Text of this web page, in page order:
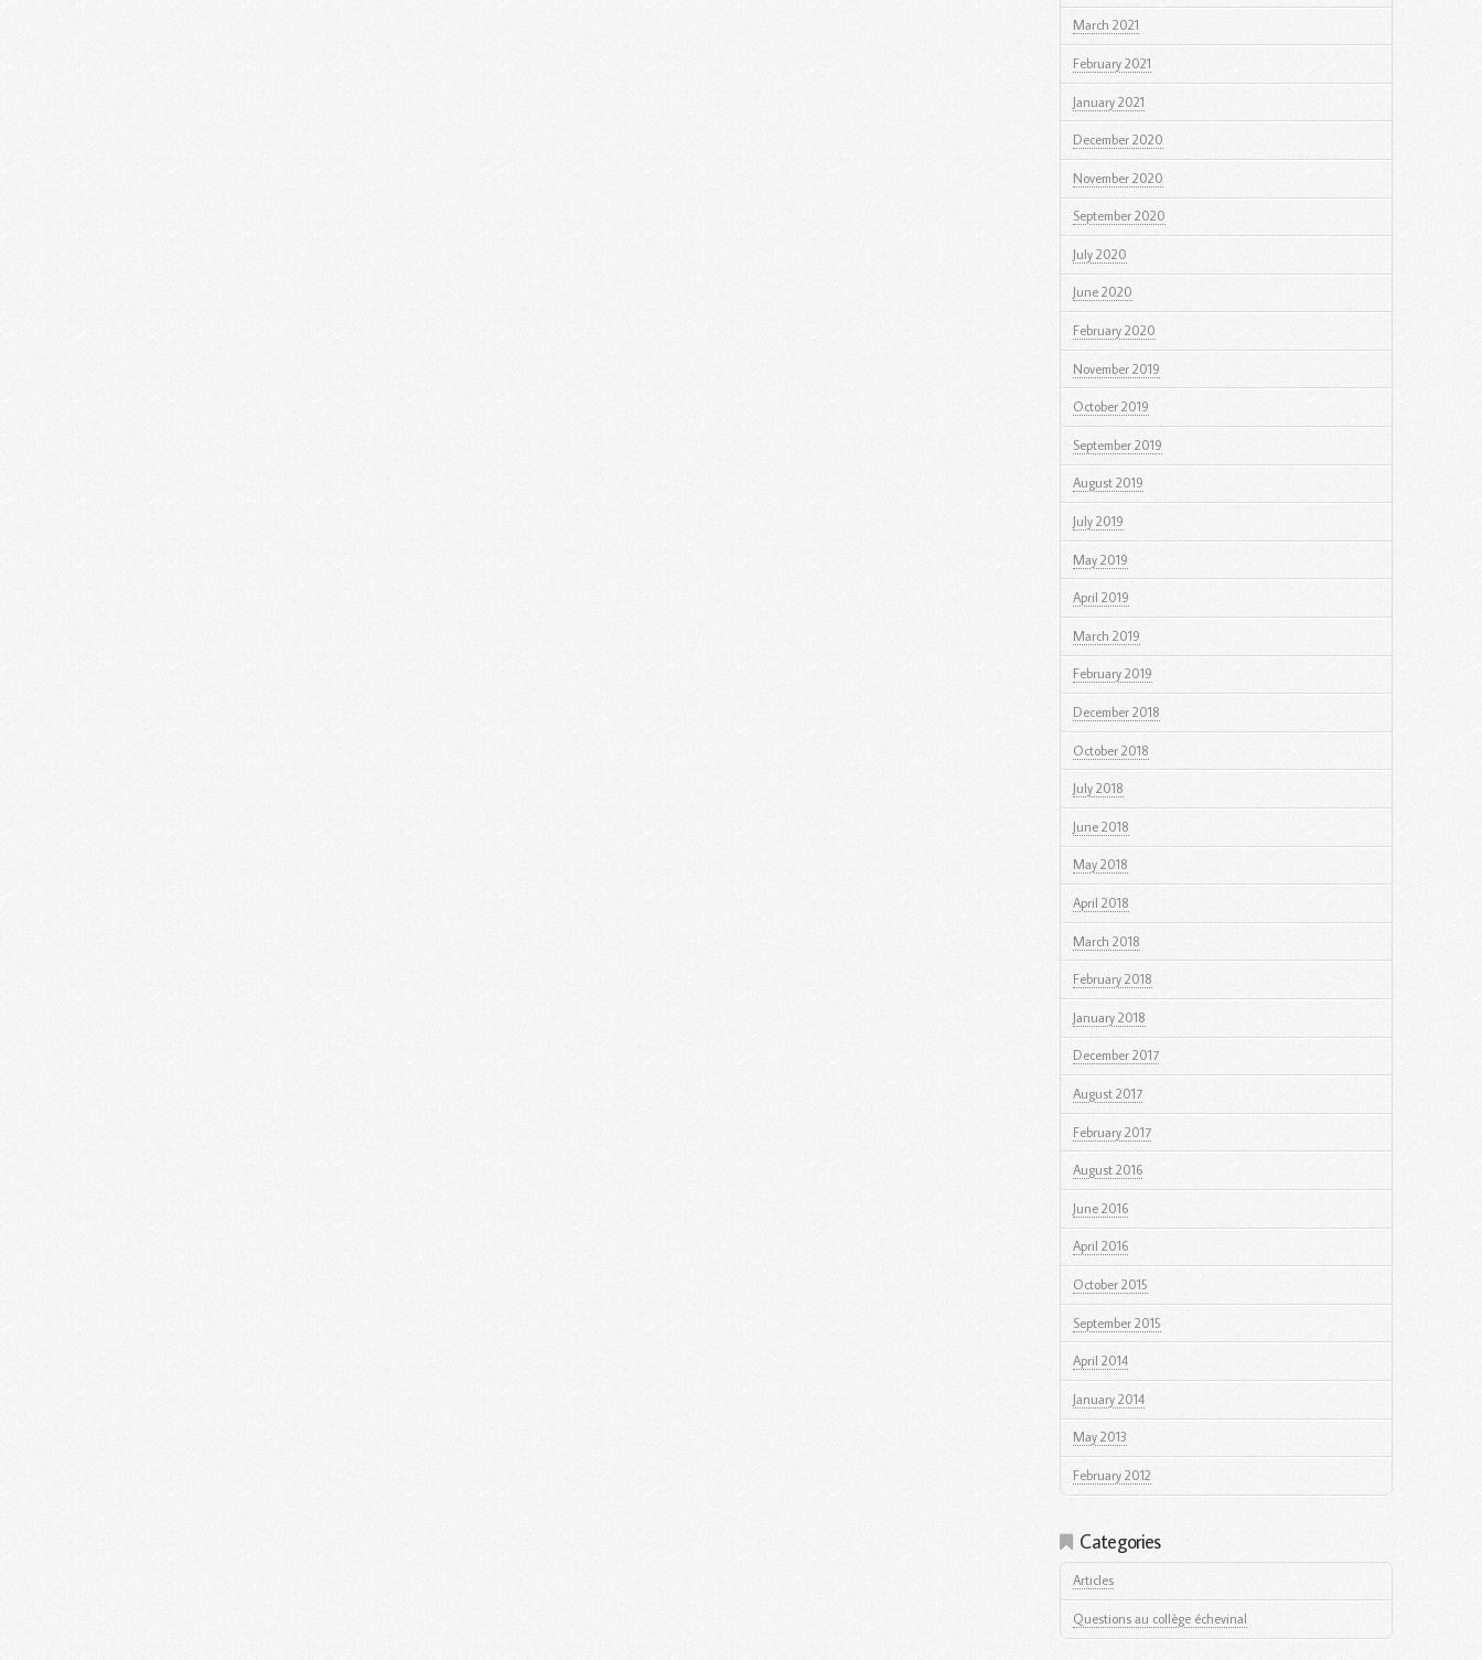
March 2021
February 2021
January 2021
December 2020
November 2020
September 2020
July 2020
June 2020
February 2020
November 2019
October 2019
September 2019
August 2019
July 2019
May 2019
April 2019
March 2019
February 2019
December 2018
October 2018
July 2018
June 2018
May 2018
April 2018
March 2018
February 2018
January 2018
December 2017
August 2017
February 2017
August 2016
June 2016
April 2016
October 2015
September 2015
April 2014
January 2014
May 2013
February 2012
Categories
Articles
Questions au collège échevinal